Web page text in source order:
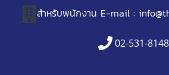
สำหรับพนักงาน E-mail :
02-531-8148